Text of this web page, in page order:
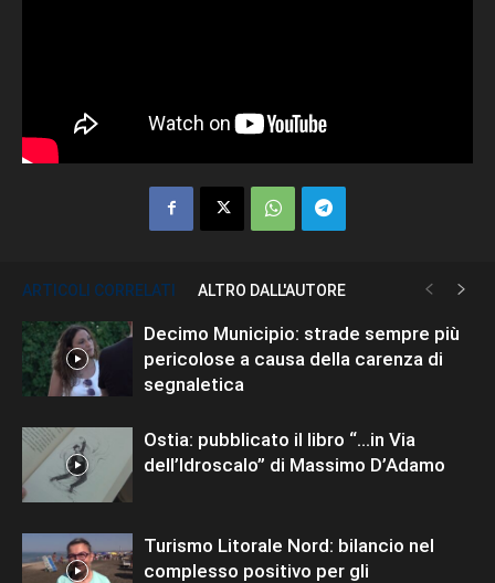
ARTICOLI CORRELATI ALTRO DALL'AUTORE
Decimo Municipio: strade sempre più
pericolose a causa della carenza di
segnaletica
Ostia: pubblicato il libro “…in Via
dell’Idroscalo” di Massimo D’Adamo
Turismo Litorale Nord: bilancio nel
complesso positivo per gli